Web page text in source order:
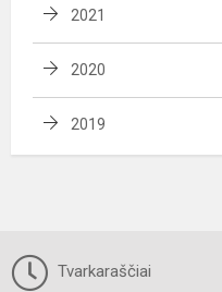
2021
2020
2019
Tvarkaraščiai